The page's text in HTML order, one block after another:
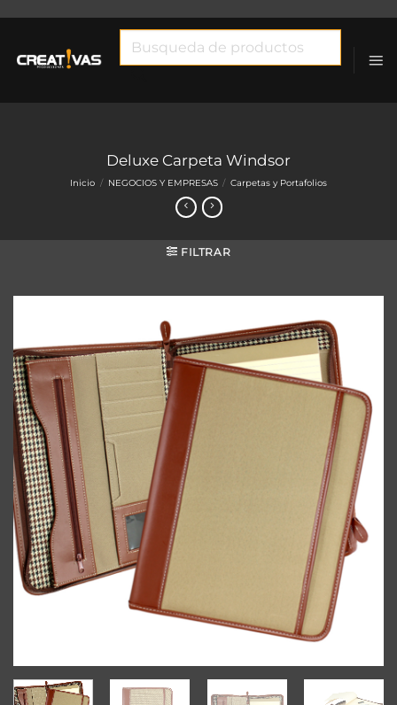
Deluxe Carpeta Windsor
Inicio / NEGOCIOS Y EMPRESAS / Carpetas y Portafolios
FILTRAR